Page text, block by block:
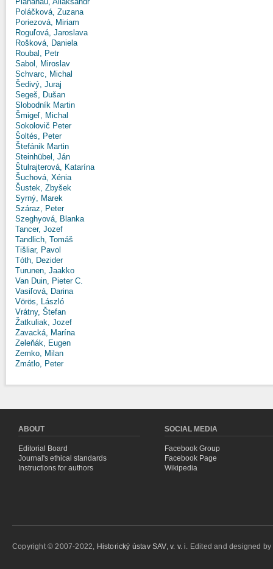
Poláčková, Zuzana
Poriezová, Miriam
Roguľová, Jaroslava
Rošková, Daniela
Roubal, Petr
Sabol, Miroslav
Schvarc, Michal
Šedivý, Juraj
Segeš, Dušan
Slobodník Martin
Šmigeľ, Michal
Sokolovič Peter
Šoltés, Peter
Štefánik Martin
Steinhübel, Ján
Štulrajterová, Katarína
Šuchová, Xénia
Šustek, Zbyšek
Syrný, Marek
Száraz, Peter
Szeghyová, Blanka
Tancer, Jozef
Tandlich, Tomáš
Tišliar, Pavol
Tóth, Dezider
Turunen, Jaakko
Van Duin, Pieter C.
Vasiľová, Darina
Vörös, László
Vrátny, Štefan
Žatkuliak, Jozef
Zavacká, Marína
Zeleňák, Eugen
Zemko, Milan
Zmátlo, Peter
ABOUT
Editorial Board
Journal's ethical standards
Instructions for authors
SOCIAL MEDIA
Facebook Group
Facebook Page
Wikipedia
Copyright © 2007-2022, Historický ústav SAV, v. v. i. Edited and designed by